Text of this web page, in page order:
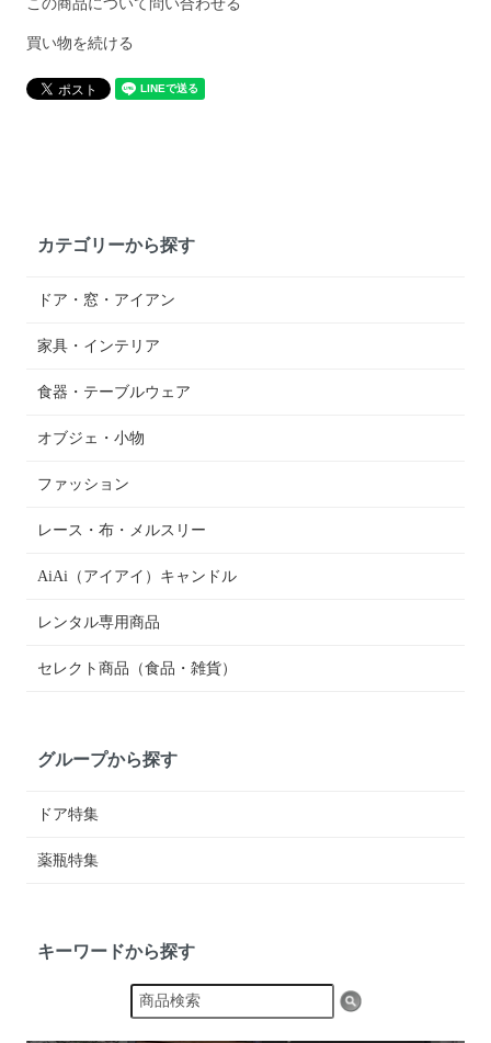
この商品について問い合わせる
買い物を続ける
カテゴリーから探す
ドア・窓・アイアン
家具・インテリア
食器・テーブルウェア
オブジェ・小物
ファッション
レース・布・メルスリー
AiAi（アイアイ）キャンドル
レンタル専用商品
セレクト商品（食品・雑貨）
グループから探す
ドア特集
薬瓶特集
キーワードから探す